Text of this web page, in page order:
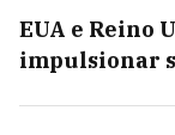
EUA e Reino
impulsionar